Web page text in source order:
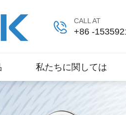
CALL AT
+86 -
私たちに関しては